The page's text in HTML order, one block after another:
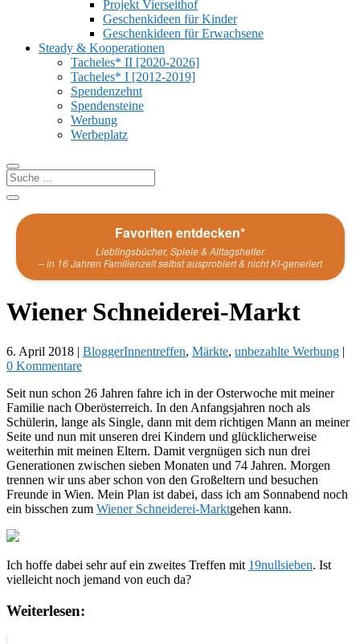
Projekt Vierseithof
Geschenkideen für Kinder
Geschenkideen für Erwachsene
Steady & Kooperationen
Tacheles* II [2020-2026]
Tacheles* I [2012-2019]
Spendenzehnt
Spendensteine
Werbung
Werbeplatz
Favoriten entdecken*
Lieblingsbücher, Spiele & Alltagshelfer
– in 16 Jahren Familienzeit selbst ausprobiert & nicht KI-generiert
Wiener Schneiderei-Markt
6. April 2018 | BloggerInnentreffen, Märkte, unbezahlte Werbung |
0 Kommentare
Seit nun schon 26 Jahren fahre ich in der Osterwoche mit meiner
Familie nach Oberösterreich. In den Anfangsjahren noch als
Schülerin, lange als Single, dann mit dem richtigen Mann an meiner
Seite und nun mit unseren drei Kindern und glücklicherweise
weiterhin mit meinen Eltern. Damit vergnügen sich nun drei
Generationen zwischen sieben Monaten und 74 Jahren. Morgen
trennen wir uns aber schon von den Großeltern und besuchen
Freunde in Wien. Mein Plan ist dabei, dass ich am Sonnabend noch
ein bisschen zum Wiener Schneiderei-Marktgehen kann.
Ich hoffe dabei sehr auf ein zweites Treffen mit 19nullsieben. Ist
vielleicht noch jemand von euch da?
Weiterlesen: